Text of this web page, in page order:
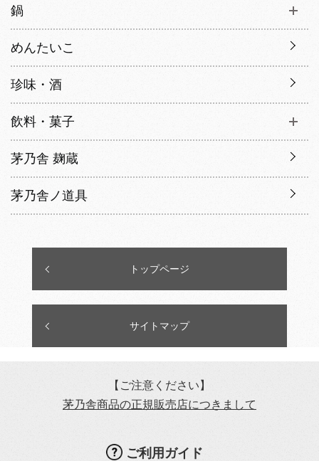
鍋
めんたいこ
珍味・酒
飲料・菓子
茅乃舎 麹蔵
茅乃舎ノ道具
トップページ
サイトマップ
【ご注意ください】
茅乃舎商品の正規販売店につきまして
ご利用ガイド